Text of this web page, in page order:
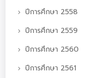
ปีการศึกษา 2558
ปีการศึกษา 2559
ปีการศึกษา 2560
ปีการศึกษา 2561